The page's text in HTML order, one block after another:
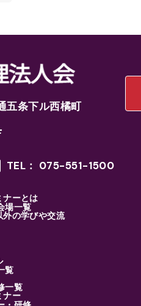
条下ル西橘町
TEL： 075-551-1500
ナーとは
場一覧
外の学びや交流
覧
一覧
ナー